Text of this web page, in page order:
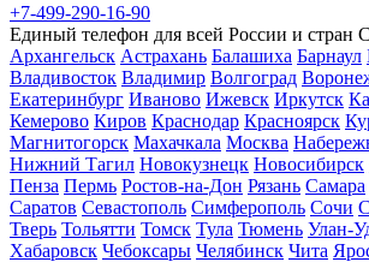
+7-499-290-16-90
Единый телефон для всей России и стран
Архангельск Астрахань Балашиха Барнаул
Владивосток Владимир Волгоград
Екатеринбург Иваново Ижевск Иркутск
Кемерово Киров Краснодар Красноярск
Магнитогорск Махачкала Москва
Нижний Тагил Новокузнецк Новосибирск
Пенза Пермь Ростов-на-Дон Рязань Самара
Саратов Севастополь Симферополь Сочи
Тверь Тольятти Томск Тула Тюмень Улан-
Хабаровск Чебоксары Челябинск Чита